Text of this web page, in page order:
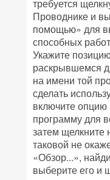
требуется
Проводнике и
помощью» для
способных
Укажите
раскрывшемся
на имени той
сделать
включите
программу для
затем щелкните
таковой не
«Обзор...»,
выберите его и